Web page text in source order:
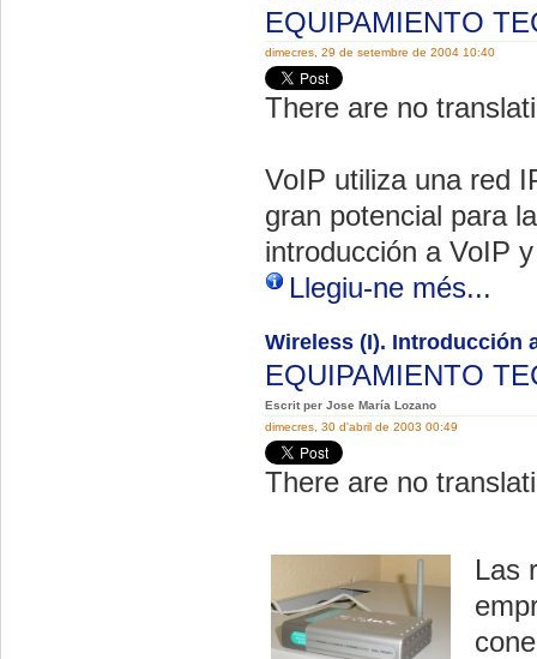
EQUIPAMIENTO
dimecres, 29 de setembre de 2004 10:40
There are no
VoIP utiliza una red
gran potencial para
introducción a VoIP
Llegiu-ne més...
Wireless (I). Introducción
EQUIPAMIENTO
Escrit per Jose María Lozano
dimecres, 30 d'abril de 2003 00:49
There are no
Las